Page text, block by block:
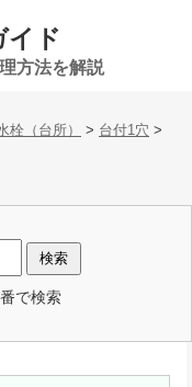
イド
方法を解説
栓（台所） > 台付1穴 >
で検索